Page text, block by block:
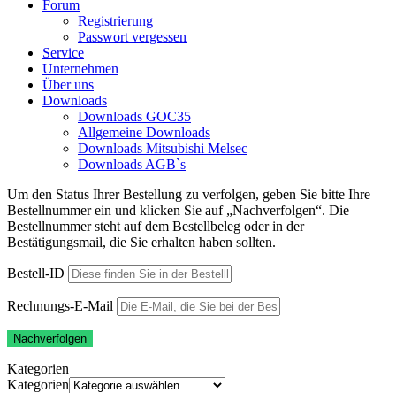
Forum
Registrierung
Passwort vergessen
Service
Unternehmen
Über uns
Downloads
Downloads GOC35
Allgemeine Downloads
Downloads Mitsubishi Melsec
Downloads AGB`s
Um den Status Ihrer Bestellung zu verfolgen, geben Sie bitte Ihre
Bestellnummer ein und klicken Sie auf „Nachverfolgen“. Die
Bestellnummer steht auf dem Bestellbeleg oder in der
Bestätigungsmail, die Sie erhalten haben sollten.
Bestell-ID
Rechnungs-E-Mail
Nachverfolgen
Kategorien
Kategorien